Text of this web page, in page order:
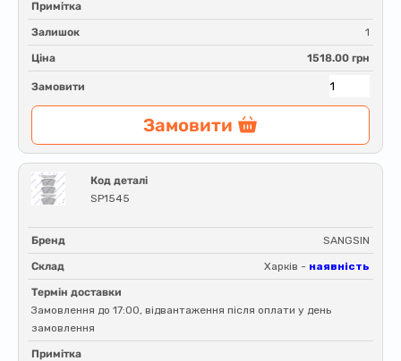
Примітка
Залишок 1
Ціна 1518.00 грн
Замовити
Замовити
Код деталі
SP1545
Бренд SANGSIN
Склад Харків - наявність
Термін доставки
Замовлення до 17:00, відвантаження після оплати у день
замовлення
Примітка